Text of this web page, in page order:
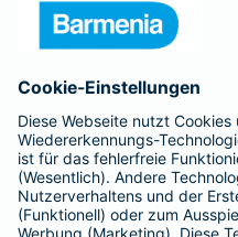
Barmenia ist Teil
Kranken-